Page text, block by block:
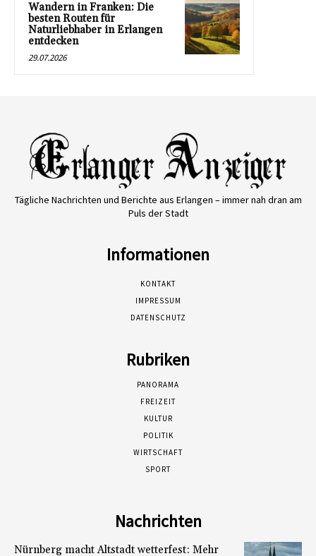
Wandern in Franken: Die
besten Routen für
Naturliebhaber in Erlangen
entdecken
29.07.2026
Tägliche Nachrichten und Berichte aus Erlangen – immer nah dran am
Puls der Stadt
Informationen
KONTAKT
IMPRESSUM
DATENSCHUTZ
Rubriken
PANORAMA
FREIZEIT
KULTUR
POLITIK
WIRTSCHAFT
SPORT
Nachrichten
Nürnberg macht Altstadt wetterfest: Mehr